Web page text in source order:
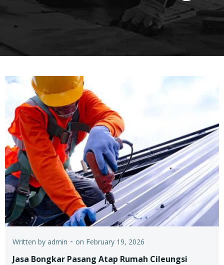
Written by admin - on February 19, 2026
Jasa Bongkar Pasang Atap Rumah Cileungsi